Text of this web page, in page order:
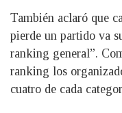
También aclaró que
pierde un partido va
ranking general”.
ranking los
cuatro de cada